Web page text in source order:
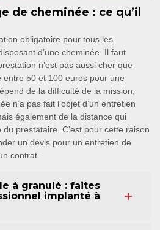
de cheminée : ce qu’il
obligatoire pour tous les
d’une cheminée. Il faut
n’est pas aussi cher que
50 et 100 euros pour une
de la difficulté de la mission,
n’a pas fait l’objet d’un entretien
également de la distance qui
prestataire. C’est pour cette raison
un devis pour un entretien de
contrat.
à granulé : faites
implanté à